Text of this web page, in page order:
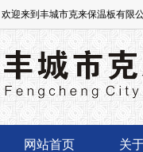
欢迎来到丰城市克来保温板有限
网站首页 关